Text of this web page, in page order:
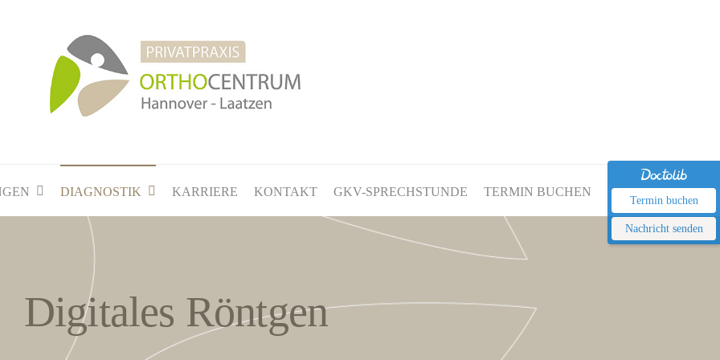
DIAGNOSTIK KARRIERE KONTAKT GKV-SPRECHSTUNDE TERMIN BUCHEN
Termin buchen
Nachricht senden
Digitales Röntgen